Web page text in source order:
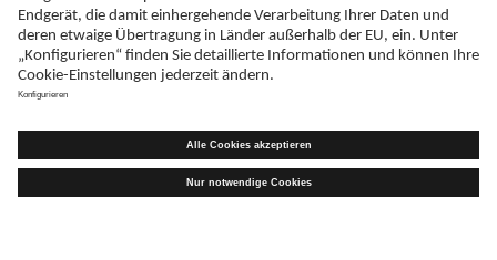
TELEFAX
+49 (0)731 402 - 78 32
WIR SIND MITGLIED VON